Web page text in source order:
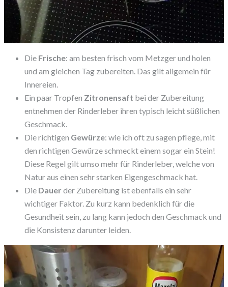
Die Frische: am besten frisch vom Metzger und holen
und am gleichen Tag zubereiten. Das gilt allgemein für
Innereien.
Ein paar Tropfen Zitronensaft bei der Zubereitung
entnehmen der Rinderleber ihren typisch leicht süßlichen
Geschmack.
Die richtigen Gewürze: wie ich oft zu sagen pflege, mit
den richtigen Gewürze schmeckt einem sogar ein Stein!
Diese Regel gilt umso mehr für Rinderleber, welche von
Natur aus einen sehr starken Eigengeschmack hat.
Die Dauer der Zubereitung ist ebenfalls ein sehr
wichtiger Faktor. Zu kurz kann bedenklich für die
Gesundheit sein, zu lang kann jedoch den Geschmack und
die Konsistenz darunter leiden.